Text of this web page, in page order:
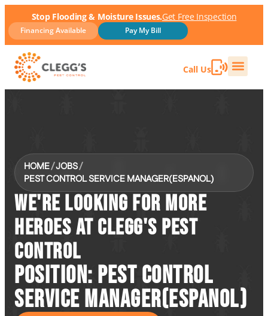
Stop Flooding & Moisture Issues.Get Free Inspection
Financing Available Pay My Bill
Call Us
HOME/JOBS/
PEST CONTROL SERVICE MANAGER(ESPANOL)
WE'RE LOOKING FOR MORE
HEROES AT CLEGG'S PEST
CONTROL
POSITION: PEST CONTROL
SERVICE MANAGER(ESPANOL)